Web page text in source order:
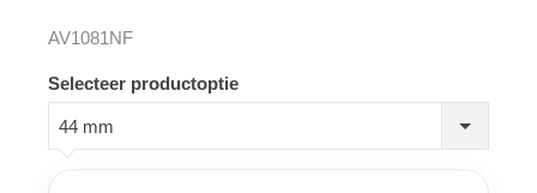
AV1081NF
Selecteer productoptie
44 mm